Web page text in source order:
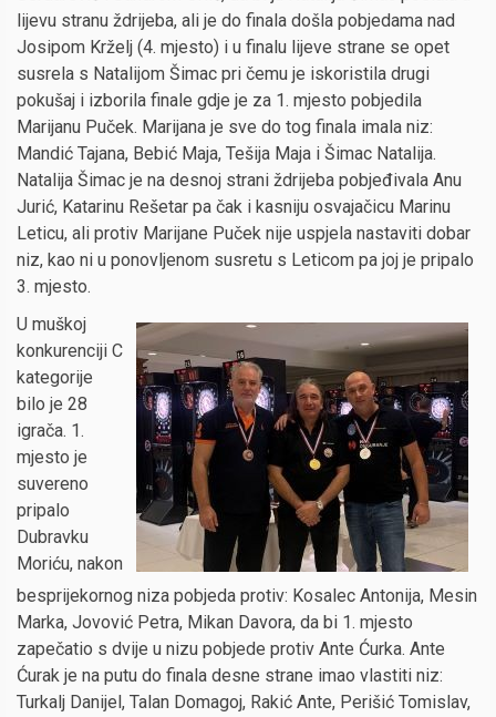
lijevu stranu ždrijeba, ali je do finala došla pobjedama nad
Josipom Krželj (4. mjesto) i u finalu lijeve strane se opet
susrela s Natalijom Šimac pri čemu je iskoristila drugi
pokušaj i izborila finale gdje je za 1. mjesto pobjedila
Marijanu Puček. Marijana je sve do tog finala imala niz:
Mandić Tajana, Bebić Maja, Tešija Maja i Šimac Natalija.
Natalija Šimac je na desnoj strani ždrijeba pobjeđivala Anu
Jurić, Katarinu Rešetar pa čak i kasniju osvajačicu Marinu
Leticu, ali protiv Marijane Puček nije uspjela nastaviti dobar
niz, kao ni u ponovljenom susretu s Leticom pa joj je pripalo
3. mjesto.
U muškoj
konkurenciji C
kategorije
bilo je 28
igrača. 1.
mjesto je
suvereno
pripalo
Dubravku
Moriću, nakon
besprijekornog niza pobjeda protiv: Kosalec Antonija, Mesin
Marka, Jovović Petra, Mikan Davora, da bi 1. mjesto
zapečatio s dvije u nizu pobjede protiv Ante Ćurka. Ante
Ćurak je na putu do finala desne strane imao vlastiti niz:
Turkalj Danijel, Talan Domagoj, Rakić Ante, Perišić Tomislav,